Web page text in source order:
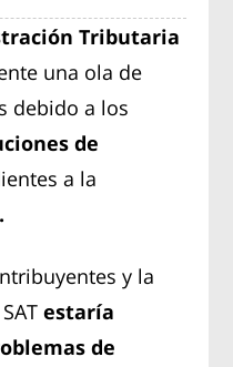
Tributaria
una ola de
debido a los
de
a la
y la
estaría
de